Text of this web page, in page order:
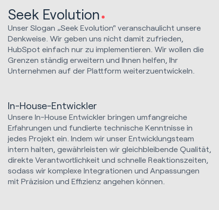
Seek Evolution
Unser Slogan „Seek Evolution“ veranschaulicht unsere
Denkweise. Wir geben uns nicht damit zufrieden,
HubSpot einfach nur zu implementieren. Wir wollen die
Grenzen ständig erweitern und Ihnen helfen, Ihr
Unternehmen auf der Plattform weiterzuentwickeln.
In-House-Entwickler
Unsere In-House Entwickler bringen umfangreiche
Erfahrungen und fundierte technische Kenntnisse in
jedes Projekt ein. Indem wir unser Entwicklungsteam
intern halten, gewährleisten wir gleichbleibende Qualität,
direkte Verantwortlichkeit und schnelle Reaktionszeiten,
sodass wir komplexe Integrationen und Anpassungen
mit Präzision und Effizienz angehen können.